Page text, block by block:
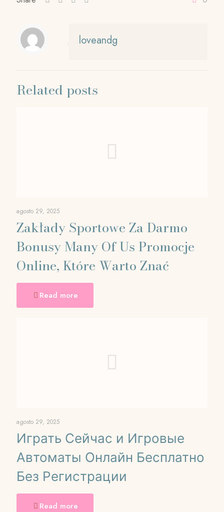
loveandg
Related posts
agosto 29, 2025
Zakłady Sportowe Za Darmo
Bonusy Many Of Us Promocje
Online, Które Warto Znać
Read more
agosto 29, 2025
Играть Сейчас и Игровые
Автоматы Онлайн Бесплатно
Без Регистрации
Read more